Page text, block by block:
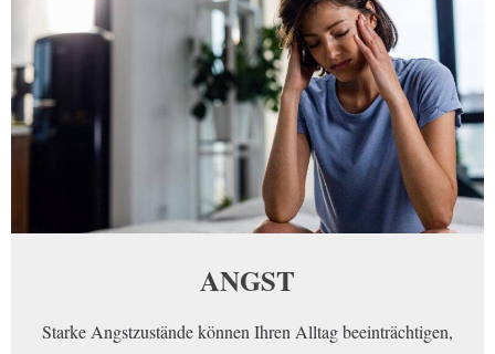
ANGST
Starke Angstzustände können Ihren Alltag beeinträchtigen,